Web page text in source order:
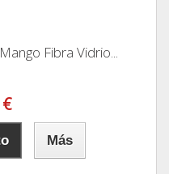
Fibra Vidrio...
Más